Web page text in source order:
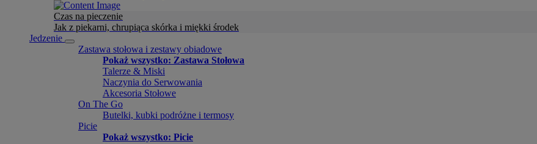
Czas na pieczenie
Jak z piekarni, chrupiąca skórka i miękki środek
Jedzenie
Zastawa stołowa i zestawy obiadowe
Pokaż wszystko: Zastawa Stołowa
Talerze & Miski
Naczynia do Serwowania
Akcesoria Stołowe
On The Go
Butelki, kubki podróżne i termosy
Picie
Pokaż wszystko: Picie